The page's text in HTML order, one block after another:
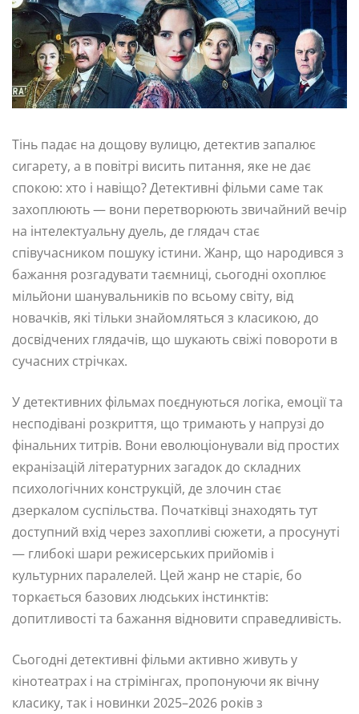
Тінь падає на дощову вулицю, детектив запалює
сигарету, а в повітрі висить питання, яке не дає
спокою: хто і навіщо? Детективні фільми саме так
захоплюють — вони перетворюють звичайний вечір
на інтелектуальну дуель, де глядач стає
співучасником пошуку істини. Жанр, що народився з
бажання розгадувати таємниці, сьогодні охоплює
мільйони шанувальників по всьому світу, від
новачків, які тільки знайомляться з класикою, до
досвідчених глядачів, що шукають свіжі повороти в
сучасних стрічках.
У детективних фільмах поєднуються логіка, емоції та
несподівані розкриття, що тримають у напрузі до
фінальних титрів. Вони еволюціонували від простих
екранізацій літературних загадок до складних
психологічних конструкцій, де злочин стає
дзеркалом суспільства. Початківці знаходять тут
доступний вхід через захопливі сюжети, а просунуті
— глибокі шари режисерських прийомів і
культурних паралелей. Цей жанр не старіє, бо
торкається базових людських інстинктів:
допитливості та бажання відновити справедливість.
Сьогодні детективні фільми активно живуть у
кінотеатрах і на стрімінгах, пропонуючи як вічну
класику, так і новинки 2025–2026 років з